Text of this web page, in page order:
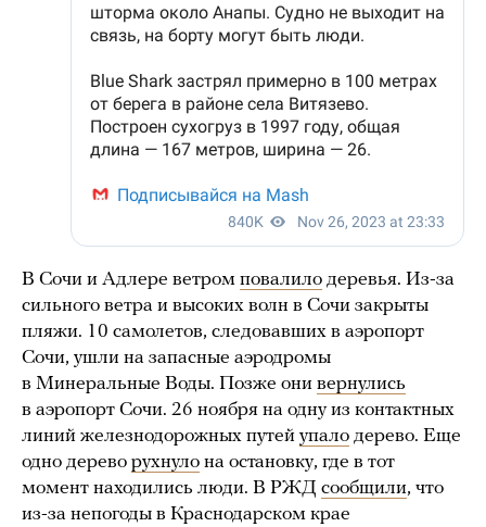
В Сочи и Адлере ветром повалило деревья. Из-за
сильного ветра и высоких волн в Сочи закрыты
пляжи. 10 самолетов, следовавших в аэропорт
Сочи, ушли на запасные аэродромы
в Минеральные Воды. Позже они вернулись
в аэропорт Сочи. 26 ноября на одну из контактных
линий железнодорожных путей упало дерево. Еще
одно дерево рухнуло на остановку, где в тот
момент находились люди. В РЖД сообщили, что
из-за непогоды в Краснодарском крае